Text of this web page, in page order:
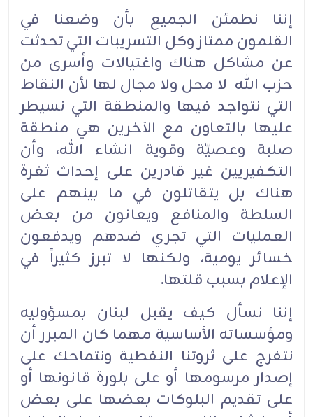
إننا نطمئن الجميع بأن وضعنا في
القلمون ممتاز وكل التسريبات التي تحدثت
عن مشاكل هناك واغتيالات وأسرى من
حزب الله لا محل ولا مجال لها لأن النقاط
التي نتواجد فيها والمنطقة التي نسيطر
عليها بالتعاون مع الآخرين هي منطقة
صلبة وعصيّة وقوية انشاء الله، وأن
التكفيريين غير قادرين على إحداث ثغرة
هناك بل يتقاتلون في ما بينهم على
السلطة والمنافع ويعانون من بعض
العمليات التي تجري ضدهم ويدفعون
خسائر يومية، ولكنها لا تبرز كثيراً في
الإعلام بسبب قلتها.
إننا نسأل كيف يقبل لبنان بمسؤوليه
ومؤسساته الأساسية مهما كان المبرر أن
نتفرج على ثروتنا النفطية ونتماحك على
إصدار مرسومها أو على بلورة قانونها أو
على تقديم البلوكات بعضها على بعض